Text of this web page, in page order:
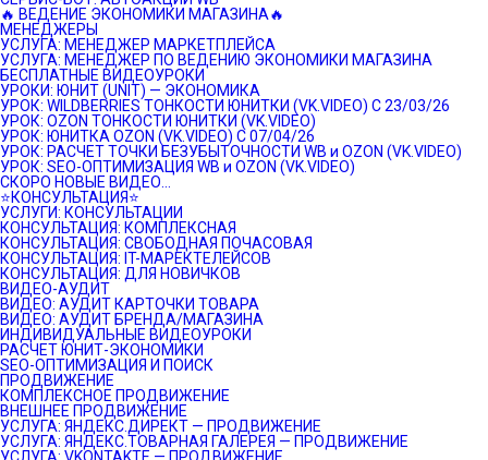
🔥 ВЕДЕНИЕ ЭКОНОМИКИ МАГАЗИНА🔥
МЕНЕДЖЕРЫ
УСЛУГА: МЕНЕДЖЕР МАРКЕТПЛЕЙСА
УСЛУГА: МЕНЕДЖЕР ПО ВЕДЕНИЮ ЭКОНОМИКИ МАГАЗИНА
БЕСПЛАТНЫЕ ВИДЕОУРОКИ
УРОКИ: ЮНИТ (UNIT) — ЭКОНОМИКА
УРОК: WILDBERRIES ТОНКОСТИ ЮНИТКИ (VK.VIDEO) C 23/03/26
УРОК: OZON ТОНКОСТИ ЮНИТКИ (VK.VIDEO)
УРОК: ЮНИТКА OZON (VK.VIDEO) C 07/04/26
УРОК: РАСЧЕТ ТОЧКИ БЕЗУБЫТОЧНОСТИ WB и OZON (VK.VIDEO)
УРОК: SEO-ОПТИМИЗАЦИЯ WB и OZON (VK.VIDEO)
СКОРО НОВЫЕ ВИДЕО…
⭐️КОНСУЛЬТАЦИЯ⭐️
УСЛУГИ: КОНСУЛЬТАЦИИ
КОНСУЛЬТАЦИЯ: КОМПЛЕКСНАЯ
КОНСУЛЬТАЦИЯ: СВОБОДНАЯ ПОЧАСОВАЯ
КОНСУЛЬТАЦИЯ: IT-МАРЕКТЕЛЕЙСОВ
КОНСУЛЬТАЦИЯ: ДЛЯ НОВИЧКОВ
ВИДЕО-АУДИТ
ВИДЕО: АУДИТ КАРТОЧКИ ТОВАРА
ВИДЕО: АУДИТ БРЕНДА/МАГАЗИНА
ИНДИВИДУАЛЬНЫЕ ВИДЕОУРОКИ
РАСЧЕТ ЮНИТ-ЭКОНОМИКИ
SEO-ОПТИМИЗАЦИЯ И ПОИСК
ПРОДВИЖЕНИЕ
КОМПЛЕКСНОЕ ПРОДВИЖЕНИЕ
ВНЕШНЕЕ ПРОДВИЖЕНИЕ
УСЛУГА: ЯНДЕКС.ДИРЕКТ — ПРОДВИЖЕНИЕ
УСЛУГА: ЯНДЕКС.ТОВАРНАЯ ГАЛЕРЕЯ — ПРОДВИЖЕНИЕ